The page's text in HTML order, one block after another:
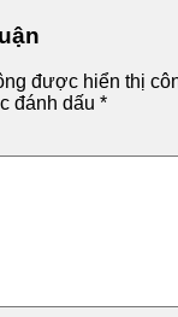
được hiển thị
đánh dấu *